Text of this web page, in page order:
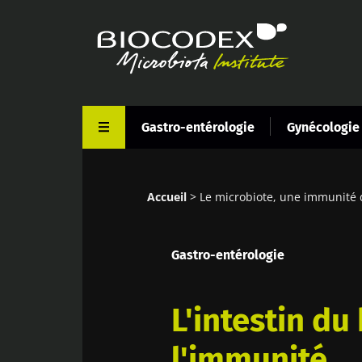
Gastro-entérologie Gynécologie
Accueil Le microbiote, une immunité
Gastro-entérologie
L'intestin du